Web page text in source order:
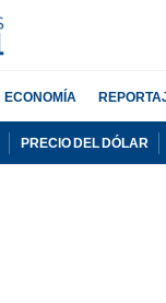
ECONOMÍA
PRECIO DEL DÓLAR